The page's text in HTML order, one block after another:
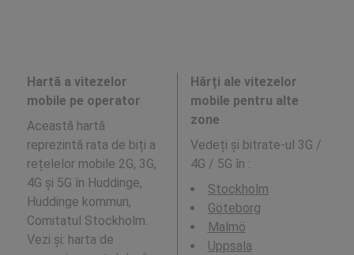
Hartă a vitezelor
mobile pe operator
Această hartă
reprezintă rata de biți a
rețelelor mobile 2G, 3G,
4G și 5G în Huddinge,
Huddinge kommun,
Comitatul Stockholm.
Vezi și: harta de
Hărți ale vitezelor
mobile pentru alte
zone
Vedeți și bitrate-ul 3G /
4G / 5G în :
Stockholm
Göteborg
Malmö
Uppsala